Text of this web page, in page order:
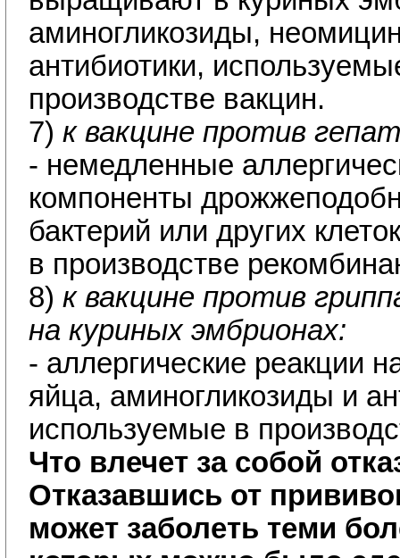
аминогликозиды,
антибиотики,
производстве вакцин.
7) к вакцине против
- немедленные
компоненты
бактерий или других
в производстве
8) к вакцине против
на куриных эмбрионах:
- аллергические реакции
яйца, аминогликозиды и
используемые в
Что влечет за собой
Отказавшись от
может заболеть теми